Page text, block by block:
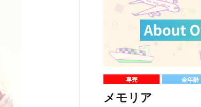
専売 全年齢
メモリア